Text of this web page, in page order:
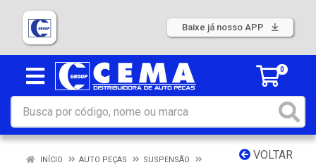
Baixe já nosso APP
0
VOLTAR
INÍCIO AUTO PEÇAS
SUSPENSÃO